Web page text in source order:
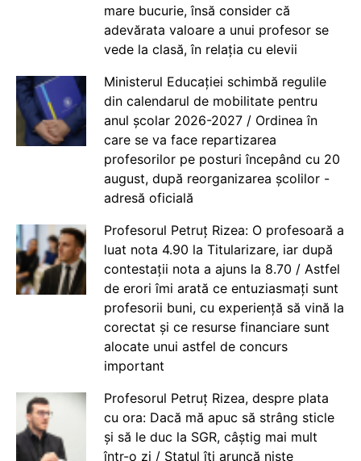
mare bucurie, însă consider că
adevărata valoare a unui profesor se
vede la clasă, în relația cu elevii
Ministerul Educației schimbă regulile
din calendarul de mobilitate pentru
anul școlar 2026-2027 / Ordinea în
care se va face repartizarea
profesorilor pe posturi începând cu 20
august, după reorganizarea școlilor -
adresă oficială
Profesorul Petruț Rizea: O profesoară a
luat nota 4.90 la Titularizare, iar după
contestații nota a ajuns la 8.70 / Astfel
de erori îmi arată ce entuziasmați sunt
profesorii buni, cu experiență să vină la
corectat și ce resurse financiare sunt
alocate unui astfel de concurs
important
Profesorul Petruț Rizea, despre plata
cu ora: Dacă mă apuc să strâng sticle
și să le duc la SGR, câștig mai mult
într-o zi / Statul îți aruncă niște